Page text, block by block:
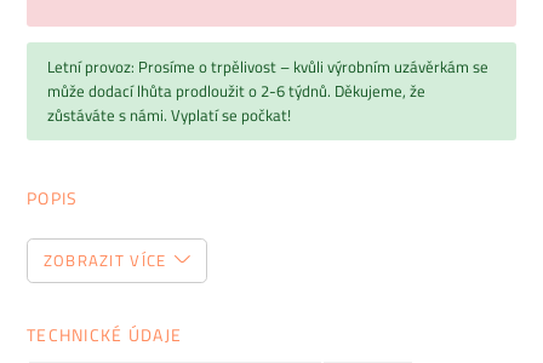
Letní provoz: Prosíme o trpělivost – kvůli výrobním uzávěrkám se
může dodací lhůta prodloužit o 2-6 týdnů. Děkujeme, že
zůstáváte s námi. Vyplatí se počkat!
POPIS
Luxusní kancelářský systém TAZIO
Vše pro stylovou kancelář
TAZIOje jedním z kvalitních luxusních kancelářských
ZOBRAZIT VÍCE
TECHNICKÉ ÚDAJE